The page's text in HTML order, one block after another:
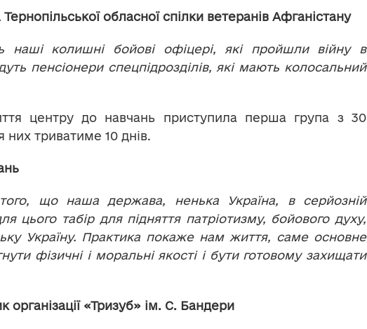
обласної спілки ветеранів Афганістану
колишні бойові офіцері, які пройшли війну в
пенсіонери спецпідрозділів, які мають колосальний
центру до навчань приступила перша група з 30
них триватиме 10 днів.
що наша держава, ненька Україна, в серйозній
цього табір для підняття патріотизму, бойового духу,
Україну. Практика покаже нам життя, саме основне
фізичні і моральні якості і бути готовому захищати
«Тризуб» ім. С. Бандери